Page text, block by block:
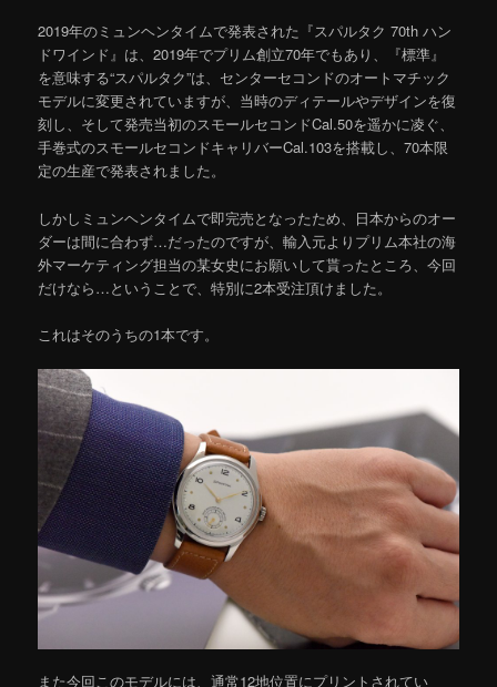
2019年のミュンヘンタイムで発表された『スパルタク 70th ハン
ドワインド』は、2019年でプリム創立70年でもあり、『標準』
を意味する“スパルタク”は、センターセコンドのオートマチック
モデルに変更されていますが、当時のディテールやデザインを復
刻し、そして発売当初のスモールセコンドCal.50を遥かに凌ぐ、
手巻式のスモールセコンドキャリバーCal.103を搭載し、70本限
定の生産で発表されました。
しかしミュンヘンタイムで即完売となったため、日本からのオー
ダーは間に合わず…だったのですが、輸入元よりプリム本社の海
外マーケティング担当の某女史にお願いして貰ったところ、今回
だけなら…ということで、特別に2本受注頂けました。
これはそのうちの1本です。
また今回このモデルには、通常12地位置にプリントされてい